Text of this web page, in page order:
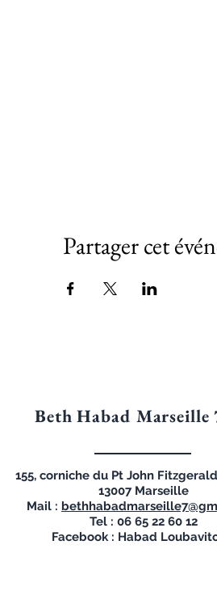
Partager cet
Beth Habad Marseille
155, corniche du Pt John
13007 Marseille
Mail :
Tel : 06 65 22 60 12
Facebook : Habad